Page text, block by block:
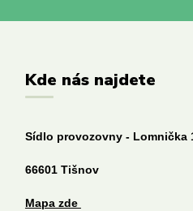
Kde nás najdete
Sídlo provozovny - Lomnička
66601 Tišnov
Mapa zde